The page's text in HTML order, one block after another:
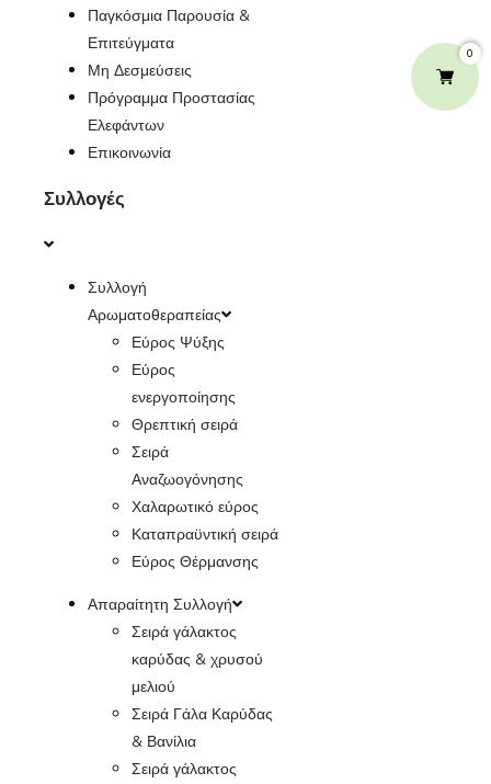
0
Παγκόσμια Παρουσία &
Επιτεύγματα
Μη Δεσμεύσεις
Πρόγραμμα Προστασίας
Ελεφάντων
Επικοινωνία
Συλλογές
Συλλογή
Αρωματοθεραπείας
Εύρος Ψύξης
Εύρος
ενεργοποίησης
Θρεπτική σειρά
Σειρά
Αναζωογόνησης
Χαλαρωτικό εύρος
Καταπραϋντική σειρά
Εύρος Θέρμανσης
Απαραίτητη Συλλογή
Σειρά γάλακτος
καρύδας & χρυσού
μελιού
Σειρά Γάλα Καρύδας
& Βανίλια
Σειρά γάλακτος